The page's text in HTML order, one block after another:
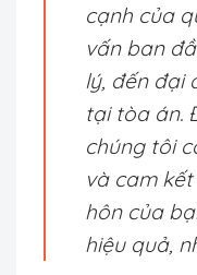
cạnh của
vấn ban
lý, đến đại
tại tòa án.
chúng tôi
và cam
hôn của
hiệu quả,